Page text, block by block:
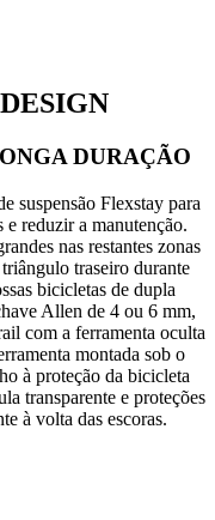
DURAÇÃO
suspensão Flexstay para
reduzir a manutenção.
nas restantes zonas
traseiro durante
bicicletas de dupla
Allen de 4 ou 6 mm,
com a ferramenta oculta
montada sob o
à proteção da bicicleta
transparente e proteções
à volta das escoras.